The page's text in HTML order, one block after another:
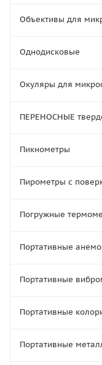
Объективы для
Однодисковые
Окуляры для
ПЕРЕНОСНЫЕ
Пикнометры
Пирометры с
Погружные
Портативные
Портативные
Портативные
Портативные